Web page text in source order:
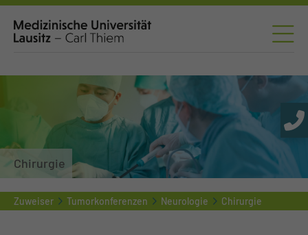
Chirurgie
Zuweiser Tumorkonferenzen Neurologie Chirurgie